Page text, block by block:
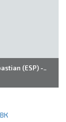
(ESP) -..